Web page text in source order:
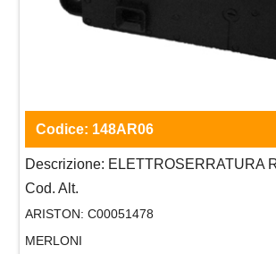
Codice: 148AR06
Descrizione: ELETTROSERRATURA
Cod. Alt.
ARISTON: C00051478
MERLONI